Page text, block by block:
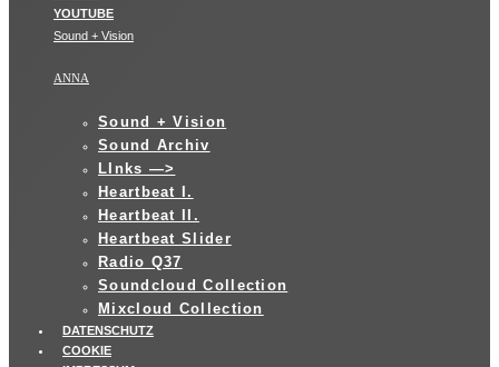
Sound + Vision
ANNA
Sound + Vision
Sound Archiv
LInks —>
Heartbeat I.
Heartbeat II.
Heartbeat Slider
Radio Q37
Soundcloud Collection
Mixcloud Collection
DATENSCHUTZ
COOKIE